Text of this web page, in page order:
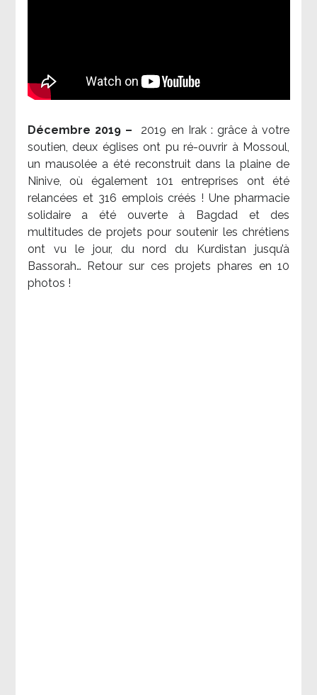
Décembre 2019 – 2019 en Irak : grâce à votre
soutien, deux églises ont pu ré-ouvrir à Mossoul,
un mausolée a été reconstruit dans la plaine de
Ninive, où également 101 entreprises ont été
relancées et 316 emplois créés ! Une pharmacie
solidaire a été ouverte à Bagdad et des
multitudes de projets pour soutenir les chrétiens
ont vu le jour, du nord du Kurdistan jusqu’à
Bassorah… Retour sur ces projets phares en 10
photos !